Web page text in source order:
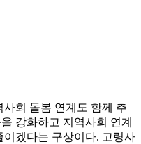
회 돌봄 연계도 함께 추
강화하고 지역사회 연계
겠다는 구상이다. 고령사